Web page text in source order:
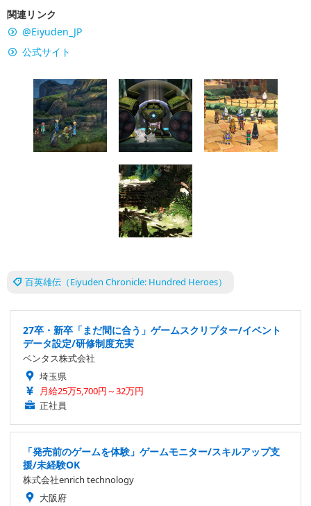
関連リンク
@Eiyuden_JP
公式サイト
百英雄伝（Eiyuden Chronicle: Hundred Heroes）
27卒・新卒「まだ間に合う」ゲームスクリプター/イベント
データ設定/研修制度充実
ベンタス株式会社
埼玉県
月給25万5,700円～32万円
正社員
「発売前のゲームを体験」ゲームモニター/スキルアップ支
援/未経験OK
株式会社enrich technology
大阪府